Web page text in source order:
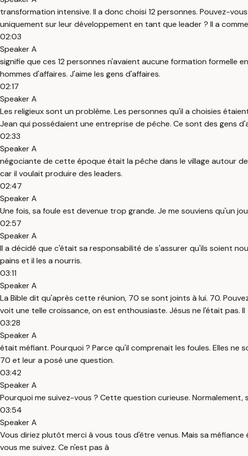
transformation intensive. Il a donc choisi 12 personnes. Pouvez-
uniquement sur leur développement en tant que leader ? Il a
02:03
Speaker A
signifie que ces 12 personnes n'avaient aucune formation formelle
hommes d'affaires. J'aime les gens d'affaires.
02:17
Speaker A
Les religieux sont un problème. Les personnes qu'il a choisies
Jean qui possédaient une entreprise de pêche. Ce sont des gens
02:33
Speaker A
négociante de cette époque était la pêche dans le village autour
car il voulait produire des leaders.
02:47
Speaker A
Une fois, sa foule est devenue trop grande. Je me souviens qu'un
02:57
Speaker A
Il a décidé que c'était sa responsabilité de s'assurer qu'ils soient
pains et il les a nourris.
03:11
Speaker A
La Bible dit qu'après cette réunion, 70 se sont joints à lui. 70.
voit une telle croissance, on est enthousiaste. Jésus ne l'était pas. Il
03:28
Speaker A
était méfiant. Pourquoi ? Parce qu'il comprenait les foules. Elles
70 et leur a posé une question.
03:42
Speaker A
Pourquoi me suivez-vous ? Cette question curieuse.
03:54
Speaker A
Vous diriez plutôt merci à vous tous d'être venus. Mais sa
vous me suivez. Ce n'est pas à